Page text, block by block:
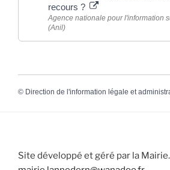
recours ?
Agence nationale pour l'information
(Anil)
© Direction de l'information légale et
Site développé et géré par la Mairie.